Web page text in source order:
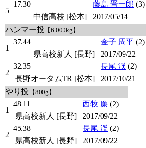
5
17.30 藤島 晋一郎 (3)
中信高校 [松本]
2017/05/14
ハンマー投 【6.000kg】
1
37.44 金子 周平 (2)
県高校新人 [長野]
2017/09/22
2
32.35 長尾 渓 (2)
長野オータムTR [松本]
2017/10/21
やり投 【800g】
1
48.11 西牧 廉 (2)
県高校新人 [長野]
2017/09/22
2
45.38 長尾 渓 (2)
県高校新人 [長野]
2017/09/22